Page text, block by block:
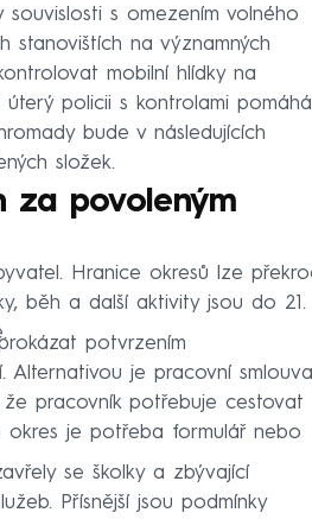
s omezením volného
stanovištích na významných
mobilní hlídky na
úterý policii s kontrolami pomáhá
bude v následujících
složek.
za povoleným
Hranice okresů lze
běh a další aktivity jsou do 21.
potvrzením
Alternativou je pracovní smlouva
pracovník potřebuje cestovat
okres je potřeba formulář nebo
se školky a zbývající
Přísnější jsou podmínky